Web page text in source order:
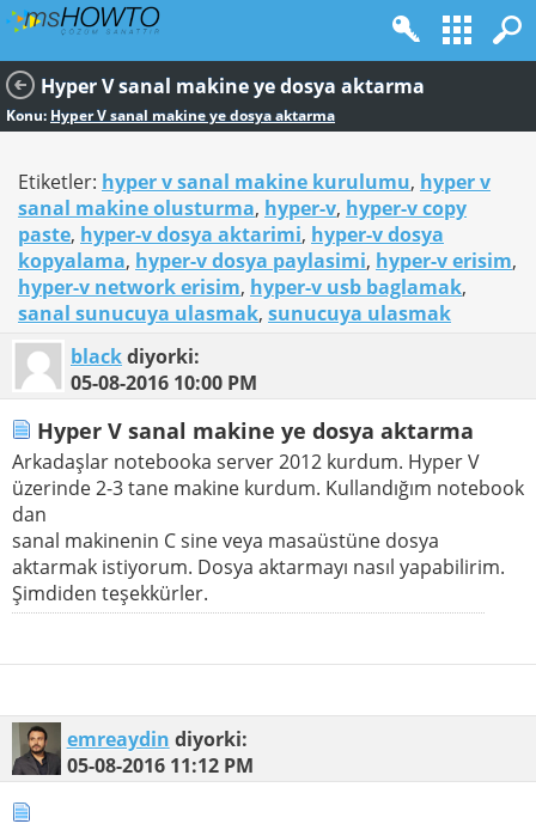
Hyper V sanal makine ye dosya aktarma
Konu: Hyper V sanal makine ye dosya aktarma
Etiketler: hyper v sanal makine kurulumu, hyper v
sanal makine olusturma, hyper-v, hyper-v copy
paste, hyper-v dosya aktarimi, hyper-v dosya
kopyalama, hyper-v dosya paylasimi, hyper-v erisim,
hyper-v network erisim, hyper-v usb baglamak,
sanal sunucuya ulasmak, sunucuya ulasmak
blackdiyorki:
05-08-2016 10:00 PM
Hyper V sanal makine ye dosya aktarma
Arkadaşlar notebooka server 2012 kurdum. Hyper V
üzerinde 2-3 tane makine kurdum. Kullandığım notebook
dan
sanal makinenin C sine veya masaüstüne dosya
aktarmak istiyorum. Dosya aktarmayı nasıl yapabilirim.
Şimdiden teşekkürler.
emreaydin diyorki:
05-08-2016 11:12 PM